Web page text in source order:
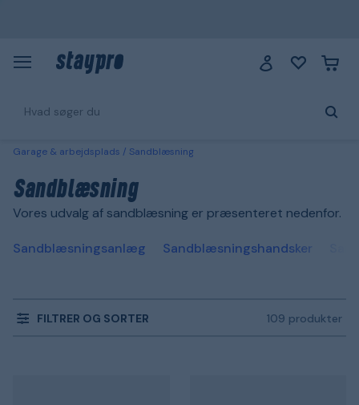
Garage & arbejdsplads Sandblæsning
Sandblæsning
Vores udvalg af sandblæsning er præsenteret nedenfor.
Sandblæsningsanlæg Sandblæsningshandsker
FILTRER OG SORTER 109 produkter